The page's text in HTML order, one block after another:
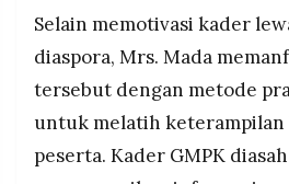
Selain memotivasi kader
diaspora, Mrs. Mada
tersebut dengan metode
untuk melatih keterampilan
peserta. Kader GMPK